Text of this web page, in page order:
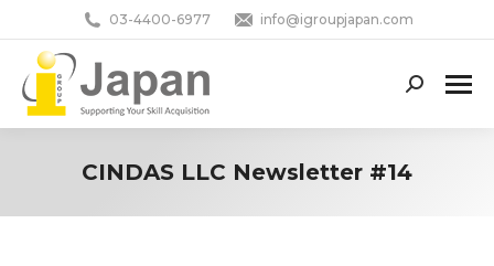
03-4400-6977 info@igroupjapan.com
Search:
CINDAS LLC Newsletter #14